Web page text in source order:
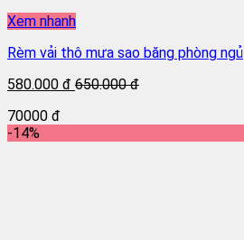
Xem nhanh
Rèm vải thô mưa sao băng phòng ngủ
580.000 đ 650.000 đ
70000 đ
-14%